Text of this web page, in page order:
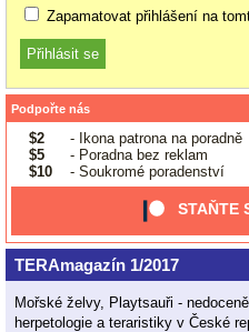
Zapamatovat přihlášení na
Podpořte nás
$2
- Ikona patrona na poradně
$5
- Poradna bez reklam
$10
- Soukromé poradenství
STAŇTE
TERAmagazín 1/2017
Mořské želvy, Playtsauři -
herpetologie a teraristiky v České